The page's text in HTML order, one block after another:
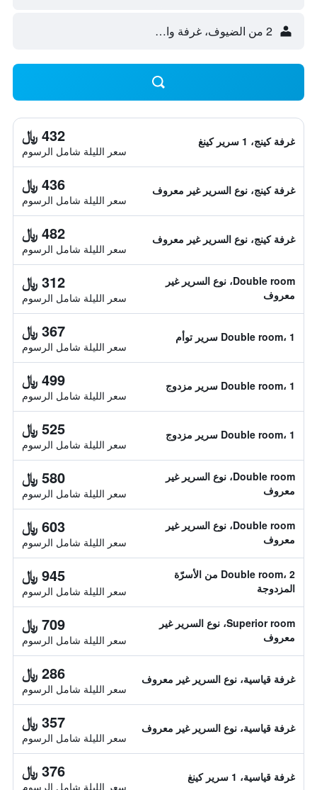
2 من الضيوف، غرفة واحدة
غرفة كينج، 1 سرير كينغ 432 ﷼
سعر الليلة شامل الرسوم
غرفة كينج، نوع السرير غير معروف 436 ﷼
سعر الليلة شامل الرسوم
غرفة كينج، نوع السرير غير معروف 482 ﷼
سعر الليلة شامل الرسوم
Double room، نوع السرير غير
معروف
312 ﷼
سعر الليلة شامل الرسوم
Double room، 1 سرير توأم 367 ﷼
سعر الليلة شامل الرسوم
Double room، 1 سرير مزدوج 499 ﷼
سعر الليلة شامل الرسوم
Double room، 1 سرير مزدوج 525 ﷼
سعر الليلة شامل الرسوم
Double room، نوع السرير غير
معروف
580 ﷼
سعر الليلة شامل الرسوم
Double room، نوع السرير غير
معروف
603 ﷼
سعر الليلة شامل الرسوم
Double room، 2 من الأسرّة
المزدوجة
945 ﷼
سعر الليلة شامل الرسوم
Superior room، نوع السرير غير
معروف
709 ﷼
سعر الليلة شامل الرسوم
غرفة قياسية، نوع السرير غير معروف 286 ﷼
سعر الليلة شامل الرسوم
غرفة قياسية، نوع السرير غير معروف 357 ﷼
سعر الليلة شامل الرسوم
غرفة قياسية، 1 سرير كينغ 376 ﷼
سعر الليلة شامل الرسوم